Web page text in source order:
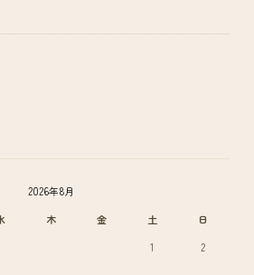
2026年8月
木 金 土
日
1
2